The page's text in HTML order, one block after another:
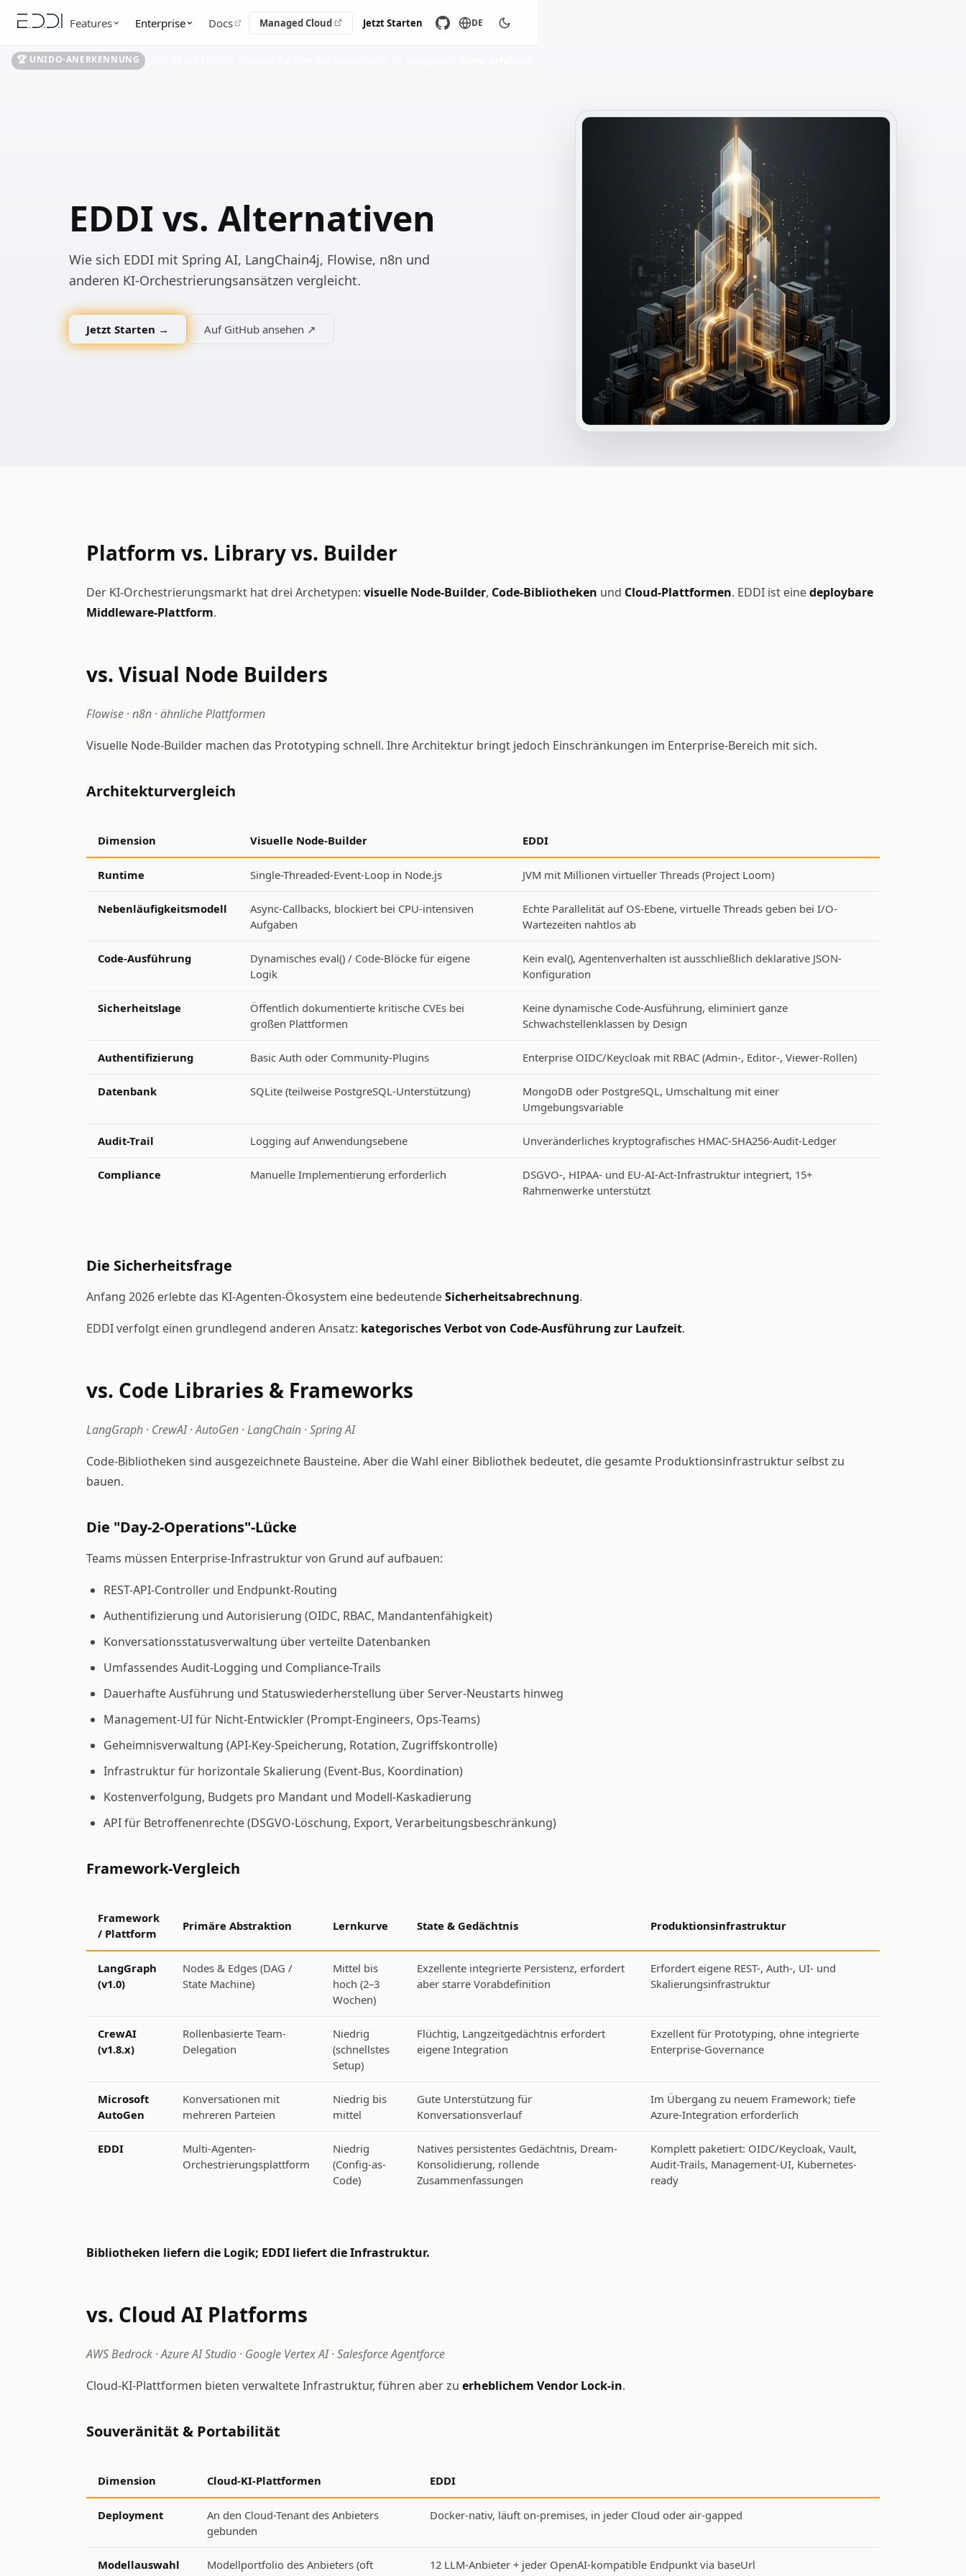
🏆 UNIDO-ANERKENNUNG
Features Enterprise Docs Managed Cloud Jetzt Starten DE
EDDI vs. Alternativen
Wie sich EDDI mit Spring AI, LangChain4j, Flowise, n8n und
anderen KI-Orchestrierungsansätzen vergleicht.
Jetzt Starten → Auf GitHub ansehen ↗
Platform vs. Library vs. Builder
Der KI-Orchestrierungsmarkt hat drei Archetypen: visuelle Node-Builder, Code-Bibliotheken und Cloud-Plattformen. EDDI ist einedeploybare
Middleware-Plattform.
vs. Visual Node Builders
Flowise · n8n · ähnliche Plattformen
Visuelle Node-Builder machen das Prototyping schnell. Ihre Architektur bringt jedoch Einschränkungen im Enterprise-Bereich mit sich.
Architekturvergleich
Dimension Visuelle Node-Builder EDDI
Runtime Single-Threaded-Event-Loop in Node.js JVM mit Millionen virtueller Threads (Project Loom)
Nebenläufigkeitsmodell
Async-Callbacks, blockiert bei CPU-intensiven
Aufgaben
Echte Parallelität auf OS-Ebene, virtuelle Threads geben bei I/O-
Wartezeiten nahtlos ab
Code-Ausführung
Dynamisches eval() / Code-Blöcke für eigene
Logik
Kein eval(), Agentenverhalten ist ausschließlich deklarative JSON-
Konfiguration
Sicherheitslage
Öffentlich dokumentierte kritische CVEs bei
großen Plattformen
Keine dynamische Code-Ausführung, eliminiert ganze
Schwachstellenklassen by Design
Authentifizierung Basic Auth oder Community-Plugins Enterprise OIDC/Keycloak mit RBAC (Admin-, Editor-, Viewer-Rollen)
Datenbank SQLite (teilweise PostgreSQL-Unterstützung)
MongoDB oder PostgreSQL, Umschaltung mit einer
Umgebungsvariable
Audit-Trail Logging auf Anwendungsebene Unveränderliches kryptografisches HMAC-SHA256-Audit-Ledger
Compliance Manuelle Implementierung erforderlich
DSGVO-, HIPAA- und EU-AI-Act-Infrastruktur integriert, 15+
Rahmenwerke unterstützt
Die Sicherheitsfrage
Anfang 2026 erlebte das KI-Agenten-Ökosystem eine bedeutendeSicherheitsabrechnung.
EDDI verfolgt einen grundlegend anderen Ansatz: kategorisches Verbot von Code-Ausführung zur Laufzeit.
vs. Code Libraries & Frameworks
LangGraph · CrewAI · AutoGen · LangChain · Spring AI
Code-Bibliotheken sind ausgezeichnete Bausteine. Aber die Wahl einer Bibliothek bedeutet, die gesamte Produktionsinfrastruktur selbst zu
bauen.
Die "Day-2-Operations"-Lücke
Teams müssen Enterprise-Infrastruktur von Grund auf aufbauen:
REST-API-Controller und Endpunkt-Routing
Authentifizierung und Autorisierung (OIDC, RBAC, Mandantenfähigkeit)
Konversationsstatusverwaltung über verteilte Datenbanken
Umfassendes Audit-Logging und Compliance-Trails
Dauerhafte Ausführung und Statuswiederherstellung über Server-Neustarts hinweg
Management-UI für Nicht-Entwickler (Prompt-Engineers, Ops-Teams)
Geheimnisverwaltung (API-Key-Speicherung, Rotation, Zugriffskontrolle)
Infrastruktur für horizontale Skalierung (Event-Bus, Koordination)
Kostenverfolgung, Budgets pro Mandant und Modell-Kaskadierung
API für Betroffenenrechte (DSGVO-Löschung, Export, Verarbeitungsbeschränkung)
Framework-Vergleich
Framework
/ Plattform
Primäre Abstraktion Lernkurve State & Gedächtnis Produktionsinfrastruktur
LangGraph
(v1.0)
Nodes & Edges (DAG /
State Machine)
Mittel bis
hoch (2–3
Wochen)
Exzellente integrierte Persistenz, erfordert
aber starre Vorabdefinition
Erfordert eigene REST-, Auth-, UI- und
Skalierungsinfrastruktur
CrewAI
(v1.8.x)
Rollenbasierte Team-
Delegation
Niedrig
(schnellstes
Setup)
Flüchtig, Langzeitgedächtnis erfordert
eigene Integration
Exzellent für Prototyping, ohne integrierte
Enterprise-Governance
Microsoft
AutoGen
Konversationen mit
mehreren Parteien
Niedrig bis
mittel
Gute Unterstützung für
Konversationsverlauf
Im Übergang zu neuem Framework; tiefe
Azure-Integration erforderlich
EDDI
Multi-Agenten-
Orchestrierungsplattform
Niedrig
(Config-as-
Code)
Natives persistentes Gedächtnis, Dream-
Konsolidierung, rollende
Zusammenfassungen
Komplett paketiert: OIDC/Keycloak, Vault,
Audit-Trails, Management-UI, Kubernetes-
ready
Bibliotheken liefern die Logik; EDDI liefert die Infrastruktur.
vs. Cloud AI Platforms
AWS Bedrock · Azure AI Studio · Google Vertex AI · Salesforce Agentforce
Cloud-KI-Plattformen bieten verwaltete Infrastruktur, führen aber zu erheblichem Vendor Lock-in.
Souveränität & Portabilität
Dimension Cloud-KI-Plattformen EDDI
Deployment
An den Cloud-Tenant des Anbieters
gebunden
Docker-nativ, läuft on-premises, in jeder Cloud oder air-gapped
Modellauswahl
Modellportfolio des Anbieters (oft
12 LLM-Anbieter + jeder OpenAI-kompatible Endpunkt via baseUrl